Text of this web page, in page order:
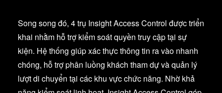
Song song đó, 4 trụ Insight Access Control được triển
khai nhằm hỗ trợ kiểm soát quyền truy cập tại sự
kiện. Hệ thống giúp xác thực thông tin ra vào nhanh
chóng, hỗ trợ phân luồng khách tham dự và quản lý
lượt di chuyển tại các khu vực chức năng. Nhờ khả